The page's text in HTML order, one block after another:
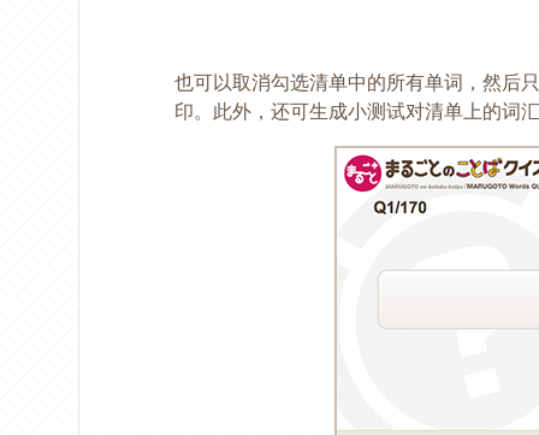
也可以取消勾选清单中的所有单词，然后
印。此外，还可生成小测试对清单上的词